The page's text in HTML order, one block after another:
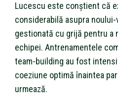
Lucescu este conștient că
considerabilă asupra
gestionată cu grijă pentru a
echipei. Antrenamentele
team-building au fost
coeziune optimă înaintea
urmează.